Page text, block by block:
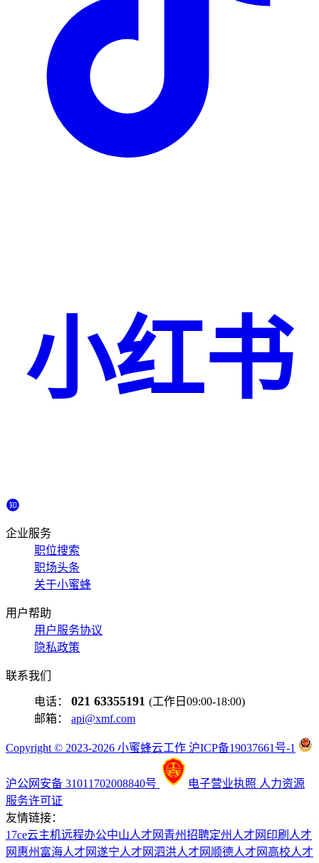
小红书
企业服务
职位搜索
职场头条
关于小蜜蜂
用户帮助
用户服务协议
隐私政策
联系我们
电话： 021 63355191 (工作日09:00-18:00)
邮箱： api@xmf.com
Copyright © 2023-2026 小蜜蜂云工作 沪ICP备19037661号-1
沪公网安备 31011702008840号 电子营业执照 人力资源
服务许可证
友情链接：
17ce云主机远程办公中山人才网 青州招聘定州人才网 印刷人才
网 惠州富海人才网遂宁人才网泗洪人才网 顺德人才网 高校人才